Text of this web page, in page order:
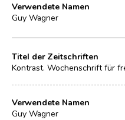
Verwendete Namen
Guy Wagner
Titel der Zeitschriften
Kontrast. Wochenschrift für
Verwendete Namen
Guy Wagner